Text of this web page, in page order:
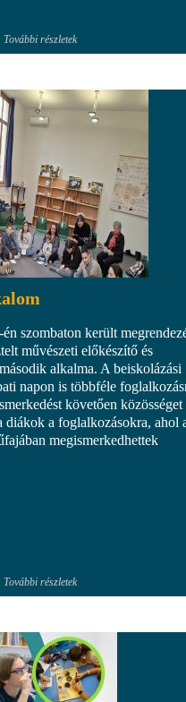
További részletek
szombaton került
művészeti előkészítő és
alkalma. A beiskolázási
napon is többféle
követően közösséget
a foglalkozásokra, ahol
megismerkedhettek
További részletek